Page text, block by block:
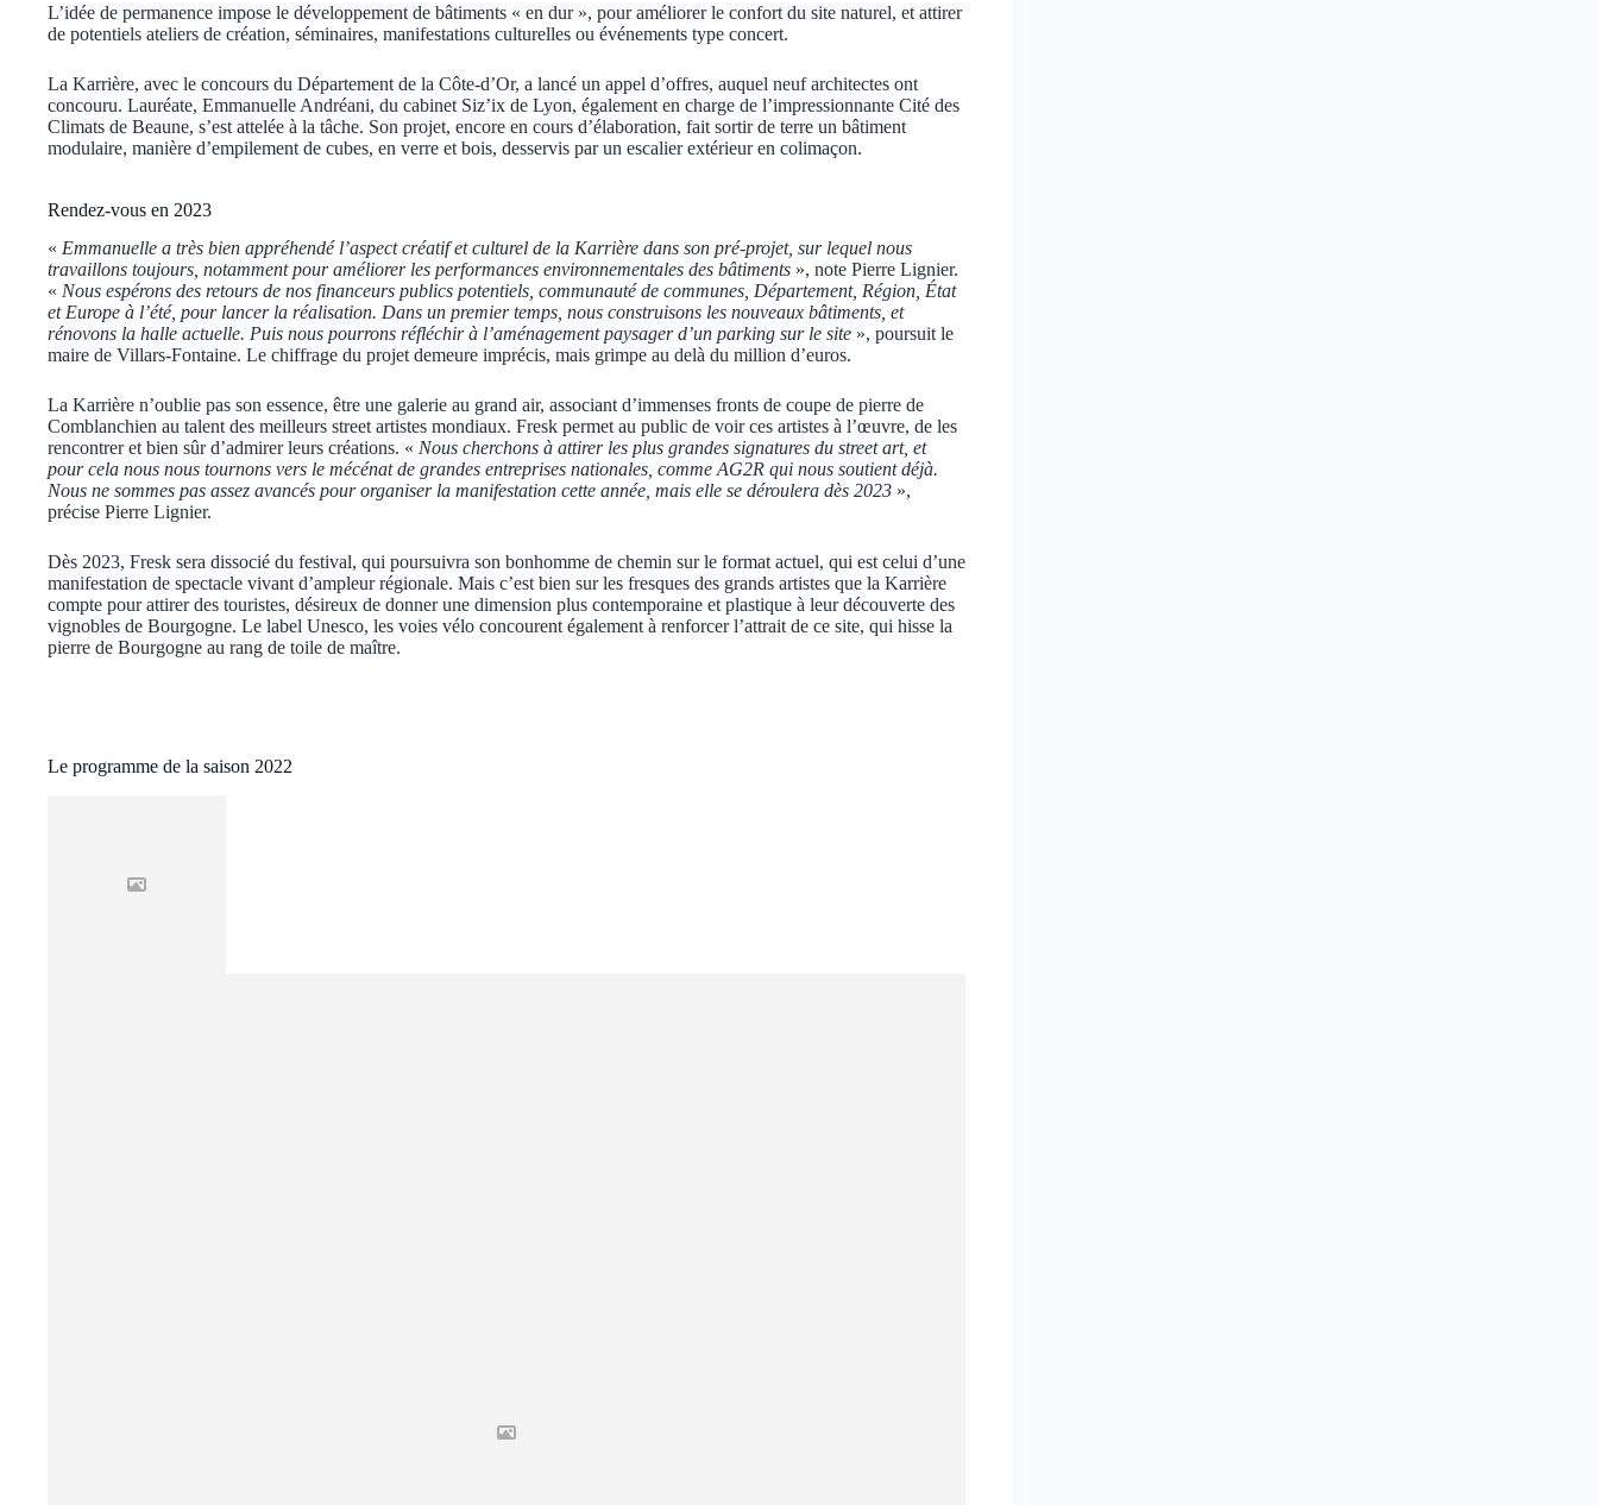
L’idée de permanence impose le développement de bâtiments « en dur », pour améliorer le confort du site naturel, et attirer
de potentiels ateliers de création, séminaires, manifestations culturelles ou événements type concert.
La Karrière, avec le concours du Département de la Côte-d’Or, a lancé un appel d’offres, auquel neuf architectes ont
concouru. Lauréate, Emmanuelle Andréani, du cabinet Siz’ix de Lyon, également en charge de l’impressionnante Cité des
Climats de Beaune, s’est attelée à la tâche. Son projet, encore en cours d’élaboration, fait sortir de terre un bâtiment
modulaire, manière d’empilement de cubes, en verre et bois, desservis par un escalier extérieur en colimaçon.
Rendez-vous en 2023
« Emmanuelle a très bien appréhendé l’aspect créatif et culturel de la Karrière dans son pré-projet, sur lequel nous
travaillons toujours, notamment pour améliorer les performances environnementales des bâtiments », note Pierre Lignier.
« Nous espérons des retours de nos financeurs publics potentiels, communauté de communes, Département, Région, État
et Europe à l’été, pour lancer la réalisation. Dans un premier temps, nous construisons les nouveaux bâtiments, et
rénovons la halle actuelle. Puis nous pourrons réfléchir à l’aménagement paysager d’un parking sur le site », poursuit le
maire de Villars-Fontaine. Le chiffrage du projet demeure imprécis, mais grimpe au delà du million d’euros.
La Karrière n’oublie pas son essence, être une galerie au grand air, associant d’immenses fronts de coupe de pierre de
Comblanchien au talent des meilleurs street artistes mondiaux. Fresk permet au public de voir ces artistes à l’œuvre, de les
rencontrer et bien sûr d’admirer leurs créations. « Nous cherchons à attirer les plus grandes signatures du street art, et
pour cela nous nous tournons vers le mécénat de grandes entreprises nationales, comme AG2R qui nous soutient déjà.
Nous ne sommes pas assez avancés pour organiser la manifestation cette année, mais elle se déroulera dès 2023 »,
précise Pierre Lignier.
Dès 2023, Fresk sera dissocié du festival, qui poursuivra son bonhomme de chemin sur le format actuel, qui est celui d’une
manifestation de spectacle vivant d’ampleur régionale. Mais c’est bien sur les fresques des grands artistes que la Karrière
compte pour attirer des touristes, désireux de donner une dimension plus contemporaine et plastique à leur découverte des
vignobles de Bourgogne. Le label Unesco, les voies vélo concourent également à renforcer l’attrait de ce site, qui hisse la
pierre de Bourgogne au rang de toile de maître.
Le programme de la saison 2022